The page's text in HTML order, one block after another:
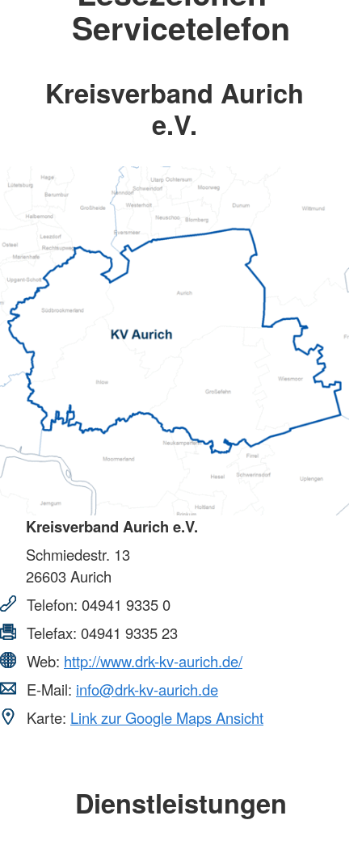
Servicetelefon
Kreisverband Aurich
e.V.
Kreisverband Aurich e.V.
Schmiedestr. 13
26603Aurich
Telefon: 04941 9335 0
Telefax: 04941 9335 23
Web: http://www.drk-kv-aurich.de/
E-Mail: info@drk-kv-aurich.de
Karte: Link zur Google Maps Ansicht
Dienstleistungen